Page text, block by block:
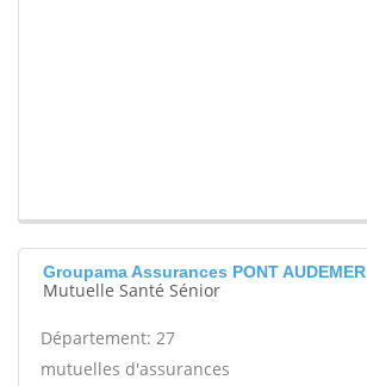
Groupama Assurances PONT AUDEMER
Mutuelle Santé Sénior
Département: 27
mutuelles d'assurances